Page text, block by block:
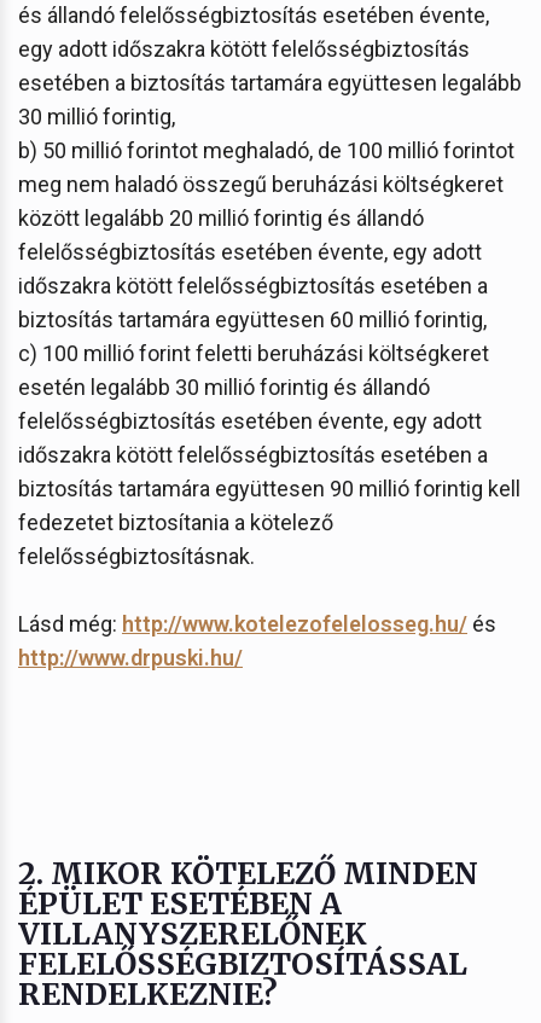
és állandó felelősségbiztosítás esetében évente,
egy adott időszakra kötött felelősségbiztosítás
esetében a biztosítás tartamára együttesen legalább
30 millió forintig,
b) 50 millió forintot meghaladó, de 100 millió forintot
meg nem haladó összegű beruházási költségkeret
között legalább 20 millió forintig és állandó
felelősségbiztosítás esetében évente, egy adott
időszakra kötött felelősségbiztosítás esetében a
biztosítás tartamára együttesen 60 millió forintig,
c) 100 millió forint feletti beruházási költségkeret
esetén legalább 30 millió forintig és állandó
felelősségbiztosítás esetében évente, egy adott
időszakra kötött felelősségbiztosítás esetében a
biztosítás tartamára együttesen 90 millió forintig kell
fedezetet biztosítania a kötelező
felelősségbiztosításnak.
Lásd még: http://www.kotelezofelelosseg.hu/ és
http://www.drpuski.hu/
2. MIKOR KÖTELEZŐ MINDEN
ÉPÜLET ESETÉBEN A
VILLANYSZERELŐNEK
FELELŐSSÉGBIZTOSÍTÁSSAL
RENDELKEZNIE?